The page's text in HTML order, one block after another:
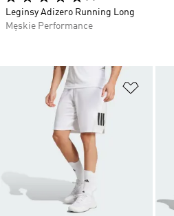
Leginsy Adizero Running Long
Męskie Performance